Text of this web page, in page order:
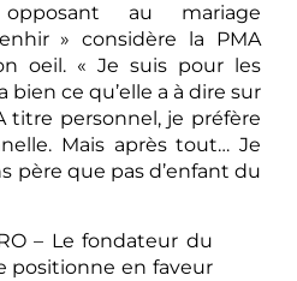
au mariage
» considère la PMA
oeil. « Je suis pour les
bien ce qu’elle a à dire sur
titre personnel, je préfère
Mais après tout… Je
père que pas d’enfant du
– Le fondateur du
positionne en faveur